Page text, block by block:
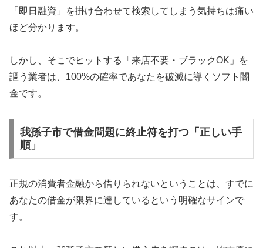
「即日融資」を掛け合わせて検索してしまう気持ちは痛い
ほど分かります。
しかし、そこでヒットする「来店不要・ブラックOK」を
謳う業者は、100%の確率であなたを破滅に導くソフト闇
金です。
我孫子市で借金問題に終止符を打つ「正しい手
順」
正規の消費者金融から借りられないということは、すでに
あなたの借金が限界に達しているという明確なサインで
す。